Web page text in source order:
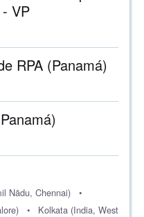
VP
RPA (Panamá)
Nādu, Chennai)
•
•
Kolkata (India, West